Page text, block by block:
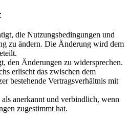
die Nutzungsbedingungen und
zu ändern. Die Änderung wird dem
den Änderungen zu widersprechen.
erlischt das zwischen dem
bestehende Vertragsverhältnis mit
anerkannt und verbindlich, wenn
zugestimmt hat.